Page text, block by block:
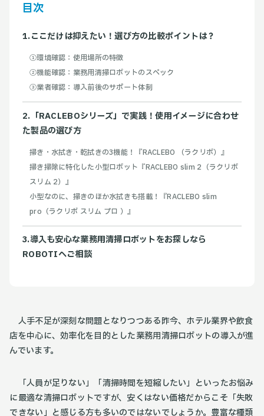
目次
1.ここだけは抑えたい！選び方の比較ポイントは？
①環境確認：使用場所の特徴
②機能確認：業務用清掃ロボットのスペック
③業者確認：導入前後のサポート体制
2.「RACLEBOシリーズ」で実践！使用イメージに合わせ
た製品の選び方
掃き・水拭き・乾拭きの3機能！『RACLEBO （ラクリボ）』
掃き掃除に特化した小型ロボット『RACLEBO slim 2（ラクリボ
スリム 2）』
小型なのに、掃きのほか水拭きも搭載！『RACLEBO slim
pro（ラクリボ スリム プロ ）』
3.導入も安心な業務用清掃ロボットをお探しなら
ROBOTIへご相談
人手不足が深刻な問題となりつつある昨今、ホテル業界や飲食
店を中心に、効率化を目的とした業務用清掃ロボットの導入が進
んでいます。
「人員が足りない」「清掃時間を短縮したい」といったお悩み
に最適な清掃ロボットですが、安くはない価格だからこそ「失敗
できない」と感じる方も多いのではないでしょうか。豊富な種類